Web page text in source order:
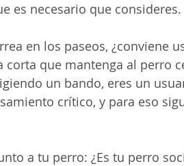
es necesario que consideres.
en los paseos, ¿conviene
que mantenga al perro
un bando, eres un
crítico, y para eso
a tu perro: ¿Es tu perro